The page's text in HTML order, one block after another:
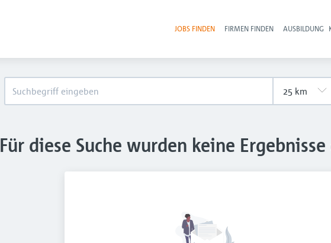
JOBS FINDEN FIRMEN FINDEN AUSBILDUNG
Für diese Suche wurden keine